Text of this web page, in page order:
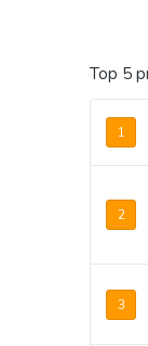
Top 5